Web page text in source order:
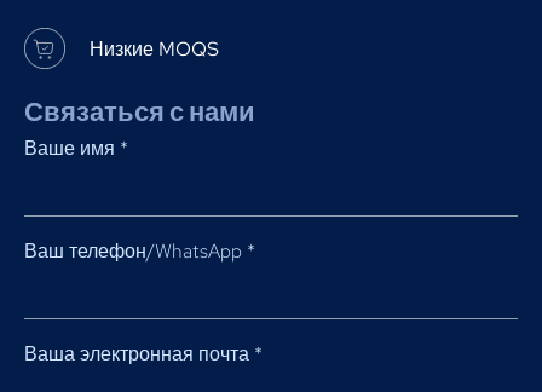
Низкие MOQS
Связаться с нами
Ваше имя *
Ваш телефон/WhatsApp *
Ваша электронная почта *